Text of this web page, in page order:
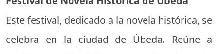
Este festival, dedicado a la novela histórica, se
celebra en la ciudad de Úbeda. Reúne a